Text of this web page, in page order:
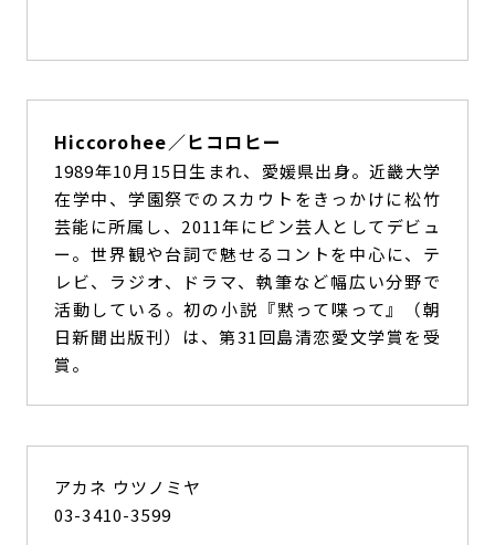
Hiccorohee／ヒコロヒー
1989年10月15日生まれ、愛媛県出身。近畿大学
在学中、学園祭でのスカウトをきっかけに松竹
芸能に所属し、2011年にピン芸人としてデビュ
ー。世界観や台詞で魅せるコントを中心に、テ
レビ、ラジオ、ドラマ、執筆など幅広い分野で
活動している。初の小説『黙って喋って』（朝
日新聞出版刊）は、第31回島清恋愛文学賞を受
賞。
アカネ ウツノミヤ
03-3410-3599